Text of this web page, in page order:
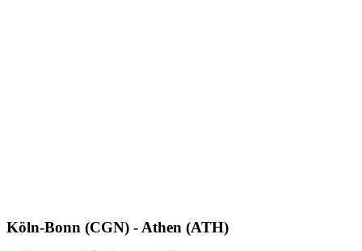
Köln-Bonn (CGN) - Athen (ATH)